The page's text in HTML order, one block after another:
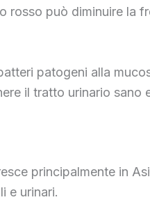
può diminuire la
patogeni alla
il tratto urinario sano
principalmente in
e urinari.